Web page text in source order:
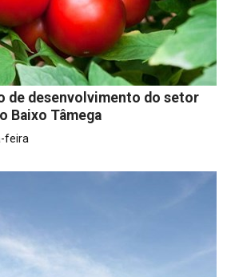
de desenvolvimento do setor
Baixo Tâmega
feira